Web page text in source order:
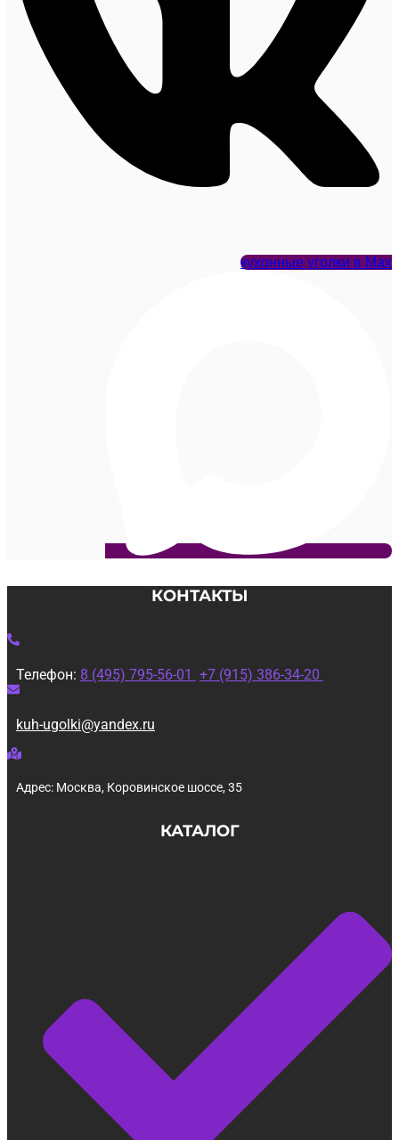
кухонные уголки в Max
КОНТАКТЫ
Телефон: 8 (495) 795-56-01 +7 (915) 386-34-20
kuh-ugolki@yandex.ru
Адрес: Москва, Коровинское шоссе, 35
КАТАЛОГ